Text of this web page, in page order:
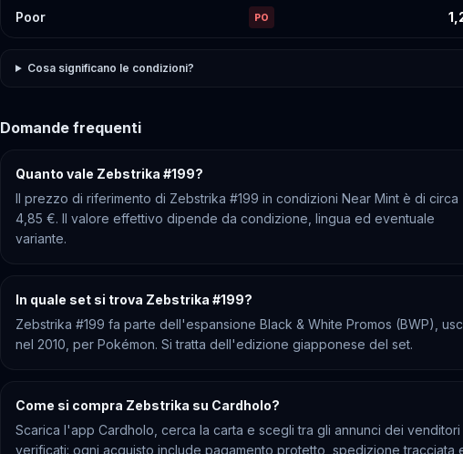
Poor PO
Cosa significano le condizioni?
Domande frequenti
Quanto vale Zebstrika #199?
Il prezzo di riferimento di Zebstrika #199 in condizioni Near Mint è di circa
4,85 €. Il valore effettivo dipende da condizione, lingua ed eventuale
variante.
In quale set si trova Zebstrika #199?
Zebstrika #199 fa parte dell'espansione Black & White Promos (BWP),
nel 2010, per Pokémon. Si tratta dell'edizione giapponese del set.
Come si compra Zebstrika su Cardholo?
Scarica l'app Cardholo, cerca la carta e scegli tra gli annunci dei venditori
verificati: ogni acquisto include pagamento protetto, spedizione tracciata